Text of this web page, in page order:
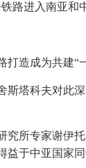
路进入南亚和
造成为共建
斯塔科夫对此
所专家谢伊
于中亚国家